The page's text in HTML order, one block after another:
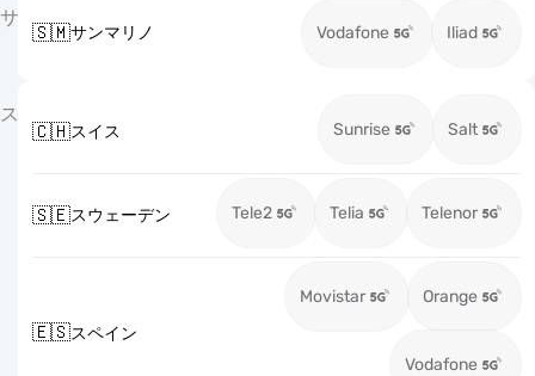
サ
🇸🇲サンマリノ Vodafone Iliad
ス
🇨🇭スイス Sunrise Salt
🇸🇪スウェーデン Tele2 Telia Telenor
🇪🇸スペイン
Movistar Orange
Vodafone